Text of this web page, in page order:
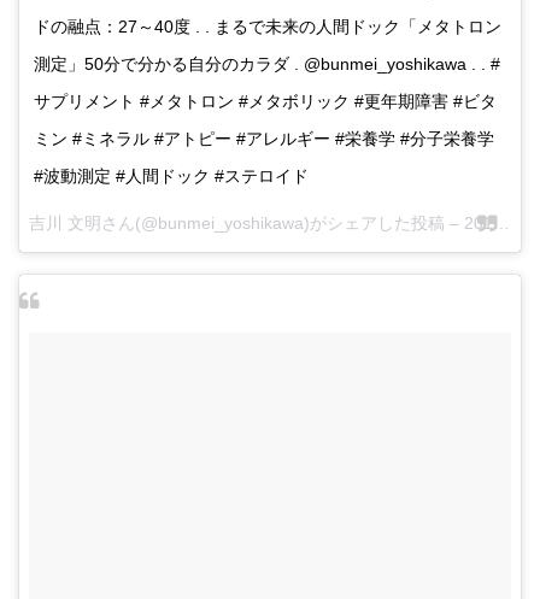
ドの融点：27～40度 . . まるで未来の人間ドック「メタトロン
測定」50分で分かる自分のカラダ . @bunmei_yoshikawa . . #
サプリメント #メタトロン #メタボリック #更年期障害 #ビタ
ミン #ミネラル #アトピー #アレルギー #栄養学 #分子栄養学
#波動測定 #人間ドック #ステロイド
吉川 文明さん(@bunmei_yoshikawa)がシェアした投稿 – 2017 5月 24 2:31午前 PDT